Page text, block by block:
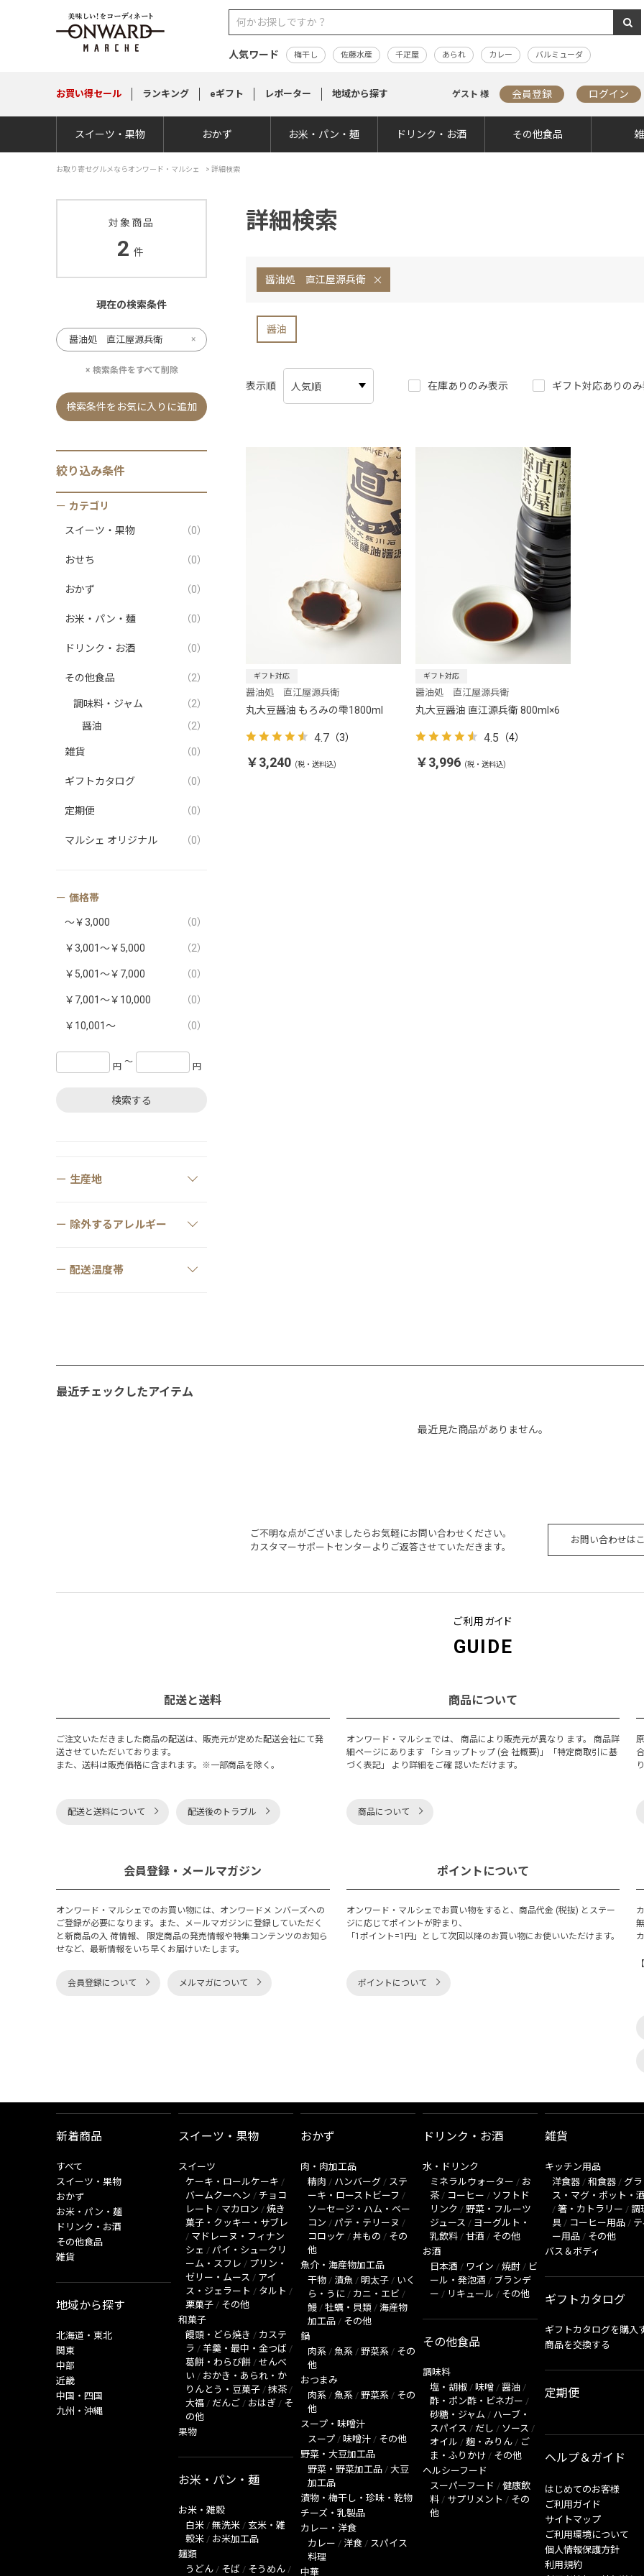
人気ワード 梅干し 佐藤水産 千疋屋 あられ カレー バルミューダ
お買い得セール ランキング eギフト レポーター 地域から探す ゲスト 様 会員登録 ログイン
スイーツ・果物 おかず お米・パン・麺 ドリンク・お酒 その他食品
お取り寄せグルメならオンワード・マルシェ > 詳細検索
詳細検索
醤油処 直江屋源兵衛
醤油
表示順 在庫ありのみ表示 ギフト対応ありの
ギフト対応
醤油処 直江屋源兵衛
丸大豆醤油 もろみの雫1800ml
4.7 （3）
￥3,240 (税・送料込)
ギフト対応
醤油処 直江屋源兵衛
丸大豆醤油 直江源兵衛 800ml×6
4.5 （4）
￥3,996 (税・送料込)
対象商品
2 件
現在の検索条件
醤油処 直江屋源兵衛
検索条件をすべて削除
検索条件をお気に入りに追加
絞り込み条件
カテゴリ
スイーツ・果物 （0）
おせち （0）
おかず （0）
お米・パン・麺 （0）
ドリンク・お酒 （0）
その他食品 （2）
調味料・ジャム
（2）
醤油
（2）
雑貨 （0）
ギフトカタログ （0）
定期便 （0）
マルシェ オリジナル （0）
価格帯
～￥3,000 （0）
￥3,001～￥5,000 （2）
￥5,001～￥7,000 （0）
￥7,001～￥10,000 （0）
￥10,001～ （0）
円 〜 円
検索する
生産地
除外するアレルギー
配送温度帯
最近チェックしたアイテム
最近見た商品がありません。
ご不明な点がございましたらお気軽にお問い合わせください。
カスタマーサポートセンターよりご返答させていただきます。
お問い合わせは
ご利用ガイド
GUIDE
配送と送料
ご注文いただきました商品の配送は、販売元が定めた配送会社にて発
送させていただいております。
また、送料は販売価格に含まれます。※一部商品を除く。
配送と送料について 配送後のトラブル
商品について
オンワード・マルシェでは、 商品により販売元が異なり ます。 商品詳
細ページにあります 「ショップトップ (会 社概要)」「特定商取引に基
づく表記」 より詳細をご確 認いただけます。
商品について
会員登録・メールマガジン
オンワード・マルシェでのお買い物には、オンワードメ ンバーズへの
ご登録が必要になります。また、メールマガジンに登録していただく
と新商品の入 荷情報、 限定商品の発売情報や特集コンテンツのお知ら
せなど、最新情報をいち早くお届けいたします。
会員登録について メルマガについて
ポイントについて
オンワード・マルシェでお買い物をすると、商品代金 (税抜) とステー
ジに応じてポイントが貯まり、
「1ポイント=1円」として次回以降のお買い物にお使いいただけます。
ポイントについて
新着商品
すべて
スイーツ・果物
おかず
お米・パン・麺
ドリンク・お酒
その他食品
雑貨
地域から探す
北海道・東北
関東
中部
近畿
中国・四国
九州・沖縄
スイーツ・果物
スイーツ
ケーキ・ロールケーキ /
バームクーヘン / チョコ
レート / マカロン / 焼き
菓子・クッキー・サブレ
/ マドレーヌ・フィナン
シェ / パイ・シュークリ
ーム・スフレ / プリン・
ゼリー・ムース / アイ
ス・ジェラート / タルト /
栗菓子 / その他
和菓子
饅頭・どら焼き / カステ
ラ / 羊羹・最中・金つば /
葛餅・わらび餅 / せんべ
い / おかき・あられ・か
りんとう・豆菓子 / 抹茶 /
大福 / だんご / おはぎ / そ
の他
果物
お米・パン・麺
お米・雑穀
白米 / 無洗米 / 玄米・雑
穀米 / お米加工品
麺類
うどん / そば / そうめん /
おかず
肉・肉加工品
精肉 / ハンバーグ / ステ
ーキ・ローストビーフ /
ソーセージ・ハム・ベー
コン / パテ・テリーヌ /
コロッケ / 丼もの / その
他
魚介・海産物加工品
干物 / 漬魚 / 明太子 / いく
ら・うに / カニ・エビ /
鰻 / 牡蠣・貝類 / 海産物
加工品 / その他
鍋
肉系 / 魚系 / 野菜系 / その
他
おつまみ
肉系 / 魚系 / 野菜系 / その
他
スープ・味噌汁
スープ / 味噌汁 / その他
野菜・大豆加工品
野菜・野菜加工品 / 大豆
加工品
漬物・梅干し・珍味・乾物
チーズ・乳製品
カレー・洋食
カレー / 洋食 / スパイス
料理
中華
ドリンク・お酒
水・ドリンク
ミネラルウォーター / お
茶 / コーヒー / ソフトド
リンク / 野菜・フルーツ
ジュース / ヨーグルト・
乳飲料 / 甘酒 / その他
お酒
日本酒 / ワイン / 焼酎 / ビ
ール・発泡酒 / ブランデ
ー / リキュール / その他
その他食品
調味料
塩・胡椒 / 味噌 / 醤油 /
酢・ポン酢・ビネガー /
砂糖・ジャム / ハーブ・
スパイス / だし / ソース /
オイル / 麹・みりん / ご
ま・ふりかけ / その他
ヘルシーフード
スーパーフード / 健康飲
料 / サプリメント / その
他
雑貨
キッチン用品
洋食器 / 和食器 / グラ
ス・マグ・ポット・
/ 箸・カトラリー / 調
具 / コーヒー用品 /
ー用品 / その他
バス＆ボディ
ギフトカタログ
ギフトカタログを購入
商品を交換する
定期便
ヘルプ＆ガイド
はじめてのお客様
ご利用ガイド
サイトマップ
ご利用環境について
個人情報保護方針
利用規約